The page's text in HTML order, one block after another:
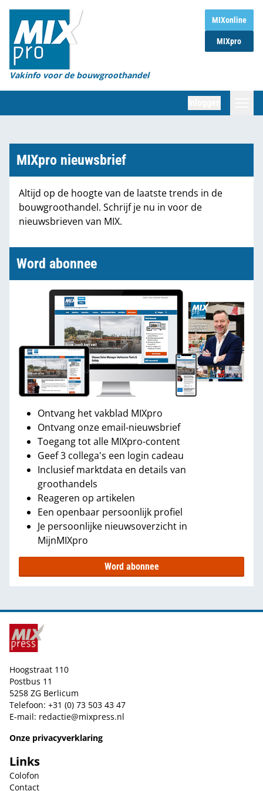
MIXonline
MIXpro
Vakinfo voor de bouwgroothandel
Home
Magazines
Organisaties
Marktcijfers
Partners
MIXpro nieuwsbrief
Altijd op de hoogte van de laatste trends in de
bouwgroothandel. Schrijf je nu in voor de
nieuwsbrieven van MIX.
Word abonnee
Ontvang het vakblad MIXpro
Ontvang onze email-nieuwsbrief
Toegang tot alle MIXpro-content
Geef 3 collega's een login cadeau
Inclusief marktdata en details van
groothandels
Reageren op artikelen
Een openbaar persoonlijk profiel
Je persoonlijke nieuwsoverzicht in
MijnMIXpro
Word abonnee
Hoogstraat 110
Postbus 11
5258 ZG Berlicum
Telefoon: +31 (0) 73 503 43 47
E-mail: redactie@mixpress.nl
Onze privacyverklaring
Links
Colofon
Contact